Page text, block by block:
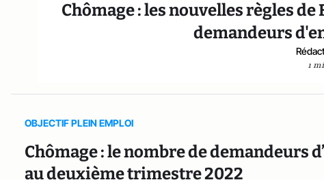
Chômage : les nouvelles règles
demandeurs
1
OBJECTIF PLEIN EMPLOI
Chômage : le nombre de demandeurs
au deuxième trimestre 2022